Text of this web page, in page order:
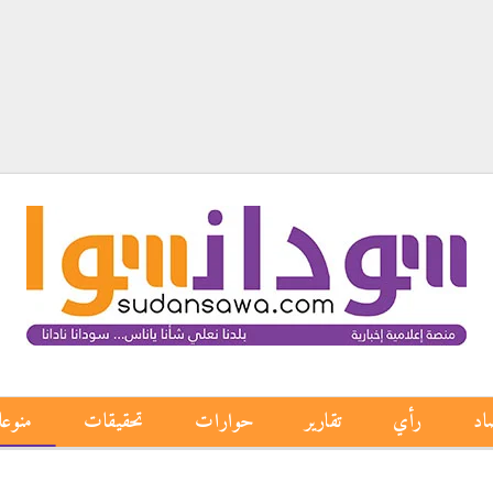
رأي تقارير حوارات تحقيقات